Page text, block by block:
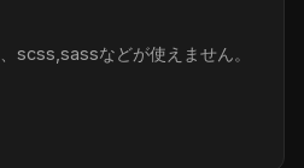
scss,sassなどが使えません。